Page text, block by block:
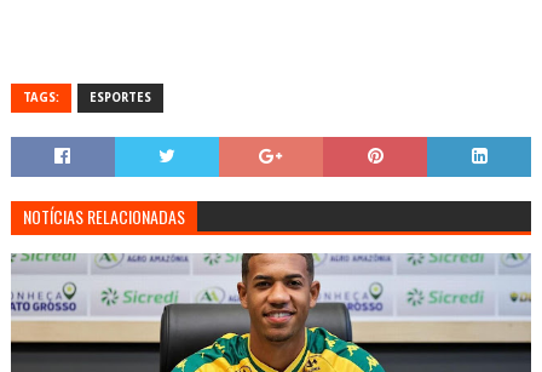
TAGS: ESPORTES
NOTÍCIAS RELACIONADAS